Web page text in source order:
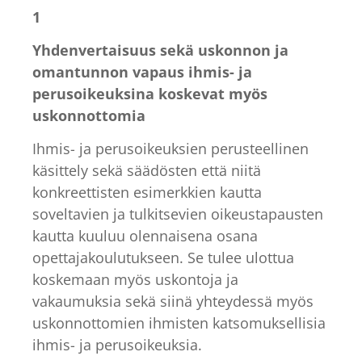
1
Yhdenvertaisuus sekä uskonnon ja
omantunnon vapaus ihmis- ja
perusoikeuksina koskevat myös
uskonnottomia
Ihmis- ja perusoikeuksien perusteellinen
käsittely sekä säädösten että niitä
konkreettisten esimerkkien kautta
soveltavien ja tulkitsevien oikeustapausten
kautta kuuluu olennaisena osana
opettajakoulutukseen. Se tulee ulottua
koskemaan myös uskontoja ja
vakaumuksia sekä siinä yhteydessä myös
uskonnottomien ihmisten katsomuksellisia
ihmis- ja perusoikeuksia.